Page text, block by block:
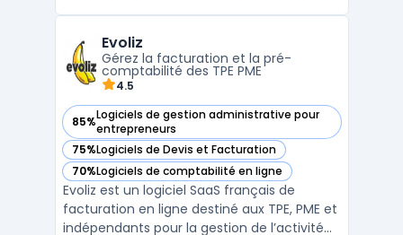
utilisateurs de se concentrer sur le
développement ...
Evoliz
Gérez la facturation et la pré-
comptabilité des TPE PME
4.5
85%Logiciels de gestion administrative pour
entrepreneurs
— voir Evoliz dans cette catégorie
75%Logiciels de Devis et Facturation
— voir Evoliz dans cette catégorie
70%Logiciels de comptabilité en ligne
— voir Evoliz dans cette catégorie
Evoliz est un logiciel SaaS français de
facturation en ligne destiné aux TPE, PME et
indépendants pour la gestion de l’activité